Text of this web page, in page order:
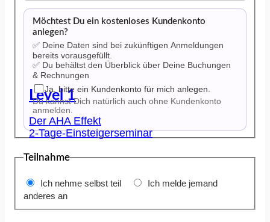
Level 1
Der AHA Effekt
2-Tage-Einsteigerseminar
Möchtest Du ein kostenloses Kundenkonto
anlegen?
✅ Deine Daten sind bei zukünftigen Anmeldungen
bereits vorausgefüllt.
✅ Du behältst den Überblick über Deine Buchungen
& Rechnungen
Ja, bitte ein Kundenkonto für mich anlegen.
Du kannst Dich natürlich auch ohne Kundenkonto
anmelden.
Teilnahme
Ich nehme selbst teil
anderes an